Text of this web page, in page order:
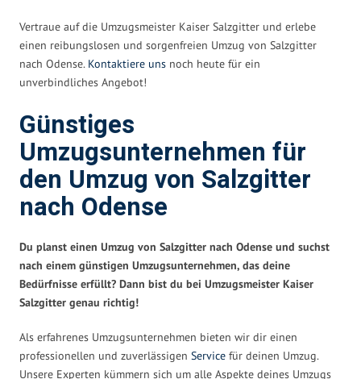
Vertraue auf die Umzugsmeister Kaiser Salzgitter und erlebe
einen reibungslosen und sorgenfreien Umzug von Salzgitter
nach Odense. Kontaktiere uns noch heute für ein
unverbindliches Angebot!
Günstiges
Umzugsunternehmen für
den Umzug von Salzgitter
nach Odense
Du planst einen Umzug von Salzgitter nach Odense und suchst
nach einem günstigen Umzugsunternehmen, das deine
Bedürfnisse erfüllt? Dann bist du bei Umzugsmeister Kaiser
Salzgitter genau richtig!
Als erfahrenes Umzugsunternehmen bieten wir dir einen
professionellen und zuverlässigen Service für deinen Umzug.
Unsere Experten kümmern sich um alle Aspekte deines Umzugs